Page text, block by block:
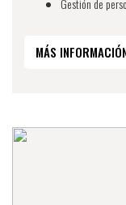
Gestión de
MÁS